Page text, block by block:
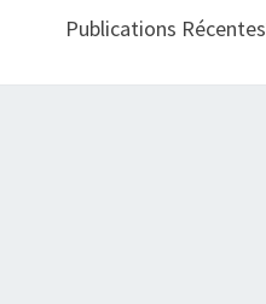
Publications Récentes